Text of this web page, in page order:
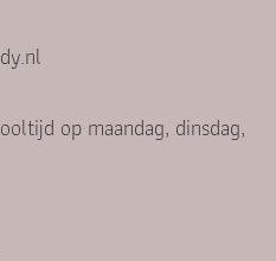
op maandag, dinsdag,